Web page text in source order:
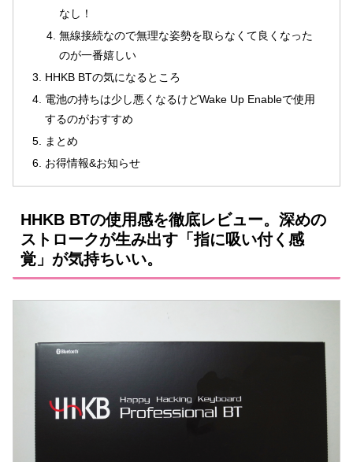
なし！
無線接続なので無理な姿勢を取らなくて良くなった
のが一番嬉しい
HHKB BTの気になるところ
電池の持ちは少し悪くなるけどWake Up Enableで使用
するのがおすすめ
まとめ
お得情報&お知らせ
HHKB BTの使用感を徹底レビュー。深めの
ストロークが生み出す「指に吸い付く感
覚」が気持ちいい。